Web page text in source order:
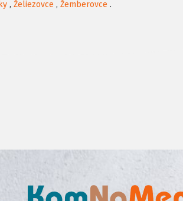
, Želiezovce , Žemberovce .